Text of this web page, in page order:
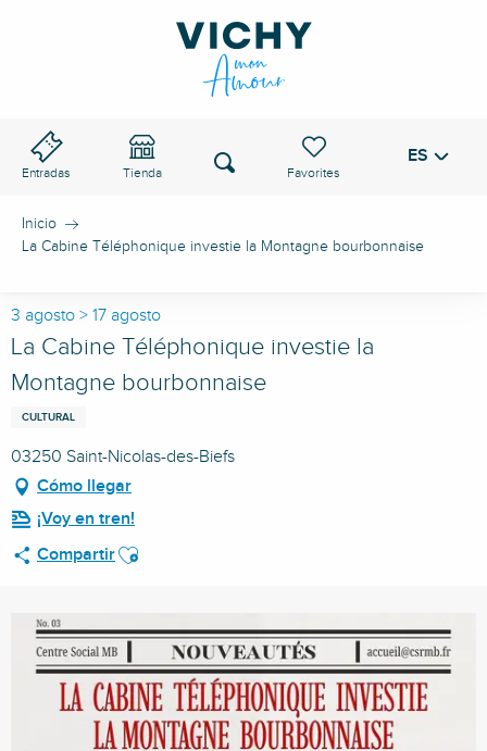
Entradas Tienda
Voir les favoris
Buscar ES
Inicio
La Cabine Téléphonique investie la Montagne bourbonnaise
3 agosto > 17 agosto
La Cabine Téléphonique investie la
Montagne bourbonnaise
CULTURAL
03250 Saint-Nicolas-des-Biefs
Cómo llegar
¡Voy en tren!
CompartirAjouter aux favoris